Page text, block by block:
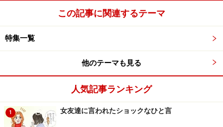
この記事に関連するテーマ
特集一覧
他のテーマも見る
人気記事ランキング
1 女友達に言われたショックなひと言